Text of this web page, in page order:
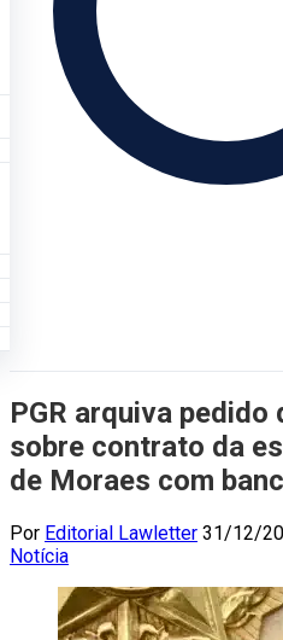
PGR arquiva
sobre contrato da
de Moraes com
Por Editorial Lawletter 31/12/
Notícia